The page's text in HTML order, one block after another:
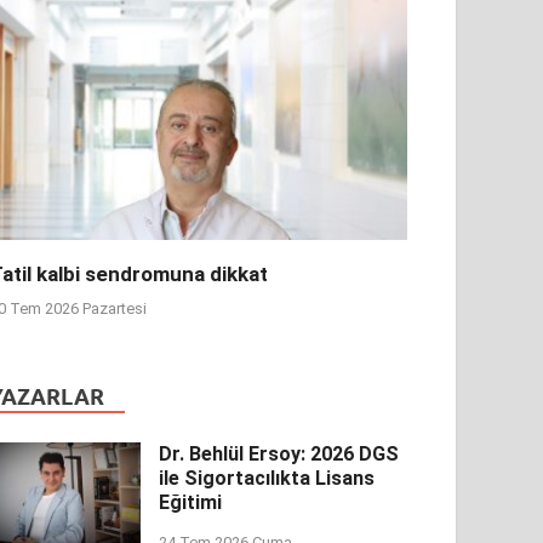
kalbi sendromuna dikkat
Tem 2026 Pazartesi
Dr. Behlül Ersoy: 2026 DGS
ile Sigortacılıkta Lisans
Eğitimi